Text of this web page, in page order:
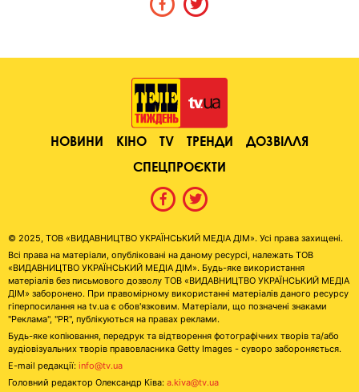
НОВИНИ КІНО TV ТРЕНДИ
ДОЗВІЛЛЯ
СПЕЦПРОЄКТИ
© 2025, ТОВ «ВИДАВНИЦТВО УКРАЇНСЬКИЙ МЕДІА ДІМ». Усі права захищені.
Всі права на матеріали, опубліковані на даному ресурсі, належать ТОВ
«ВИДАВНИЦТВО УКРАЇНСЬКИЙ МЕДІА ДІМ». Будь-яке використання
матеріалів без письмового дозволу ТОВ «ВИДАВНИЦТВО УКРАЇНСЬКИЙ МЕДІА
ДІМ» заборонено. При правомірному використанні матеріалів даного ресурсу
гіперпосилання на tv.ua є обов'язковим. Матеріали, що позначені знаками
"Реклама", "PR", публікуються на правах реклами.
Будь-яке копіювання, передрук та відтворення фотографічних творів та/або
аудіовізуальних творів правовласника Getty Images - суворо забороняється.
E-mail редакції: info@tv.ua
Головний редактор Олександр Ківа: a.kiva@tv.ua